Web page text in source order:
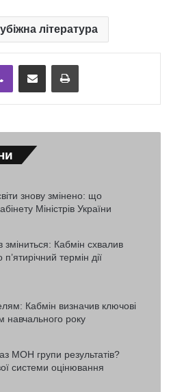
література
Viber Надіслати електронною поштоюНадрукувати
знову змінено: що
Міністрів України
зміниться: Кабмін схвалив
термін дії
Кабмін визначив ключові
навчального року
МОН групи результатів?
системи оцінювання